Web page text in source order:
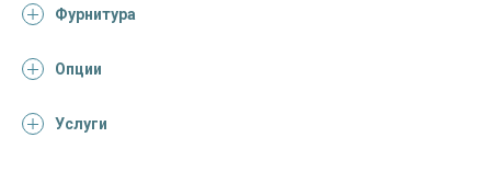
Ребра жесткости
Фурнитура
Опции
Услуги